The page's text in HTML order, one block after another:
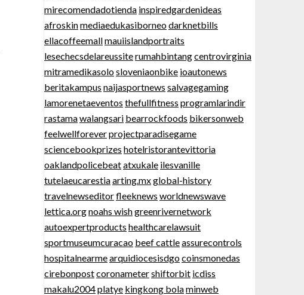
mirecomendadotienda inspiredgardenideas
afroskinmediaedukasiborneodarknetbills
ellacoffeemallmauiislandportraits
lesechecsdelareussiterumahbintangcentrovirginia
mitramedikasolosloveniaonbike ioautonews
beritakampus naijasportnews salvagegaming
lamorenetaeventos thefullfitness programlarindir
rastamawalangsari bearrockfoods bikersonweb
feelwellforeverprojectparadisegame
sciencebookprizes hotelristorantevittoria
oaklandpolicebeatatxukale ilesvanille
tutelaeucarestiaarting.mxglobal-history
travelnewseditorfleeknews worldnewswave
lettica.orgnoahs wishgreenrivernetwork
autoexpertproducts healthcarelawsuit
sportmuseumcuracao beef cattleassurecontrols
hospitalnearmearquidiocesisdgocoinsmonedas
cirebonpostcoronametershiftorbit icdiss
makalu2004platye kingkong bolaminweb